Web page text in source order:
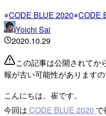
CODE BLUE 2020 CODE
Yoichi Sai
2020.10.29
この記事は公開されてか
報が古い可能性がありますの
こんにちは、崔です。
今回は CODE BLUE 2020 で